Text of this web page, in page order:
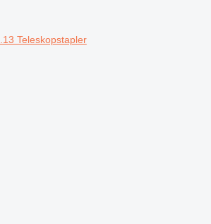
Teleskopstapler